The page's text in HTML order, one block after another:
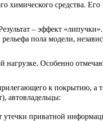
химического средства. Его
– эффект «липучки».
пола модели,
нагрузке. Особенно
к покрытию, а
автовладельцы:
приватной